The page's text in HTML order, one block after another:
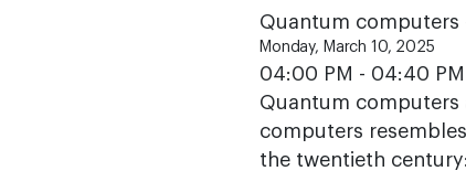
Quantum computers
Monday, March 10, 2025
04:00 PM - 04:40 PM
Quantum
computers
the twentieth